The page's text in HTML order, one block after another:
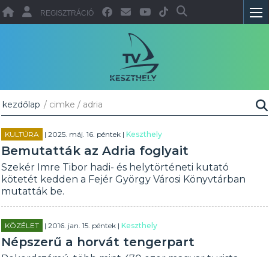
REGISZTRÁCIÓ
kezdőlap / cimke / adria
KULTÚRA | 2025. máj. 16. péntek |Keszthely
Bemutatták az Adria foglyait
Szekér Imre Tibor hadi- és helytörténeti kutató
kötetét kedden a Fejér György Városi Könyvtárban
mutatták be.
KÖZÉLET | 2016. jan. 15. péntek |Keszthely
Népszerű a horvát tengerpart